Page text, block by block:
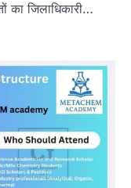
जिलाधिकारी…